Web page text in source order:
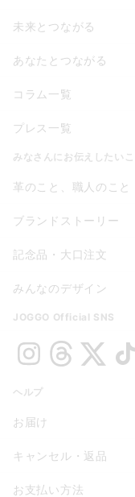
未来とつながる
あなたとつながる
コラム一覧
プレス一覧
みなさんにお伝えしたいこ
革のこと、職人のこと
ブランドストーリー
記念品・大口注文
みんなのデザイン
JOGGO Official SNS
ヘルプ
お届け
キャンセル・返品
お支払い方法